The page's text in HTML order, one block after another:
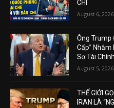
CHÍ
August 6, 2026
Ông Trump
Cấp” Nhằm
Sơ Tài
August 5, 2026
THẾ GIỚI
IRAN LÀ